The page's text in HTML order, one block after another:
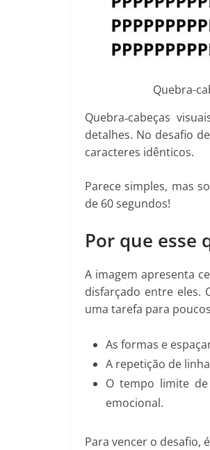
Quebra-
Quebra‑cabeças
detalhes. No desafio
caracteres idênticos.
Parece simples, mas
de 60 segundos!
Por que esse
A imagem apresenta
disfarçado entre eles.
uma tarefa para
As formas e
A repetição de
O tempo limite
emocional.
Para vencer o desafio,